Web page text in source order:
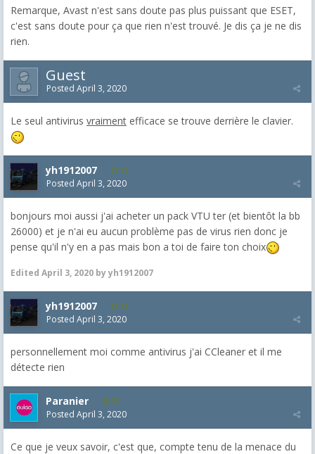
Remarque, Avast n'est sans doute pas plus puissant que ESET,
c'est sans doute pour ça que rien n'est trouvé. Je dis ça je ne dis
rien.
Guest
Posted April 3, 2020
Le seul antivirus vraiment efficace se trouve derrière le clavier.
yh1912007 11
Posted April 3, 2020
bonjours moi aussi j'ai acheter un pack VTU ter (et bientôt la bb
26000) et je n'ai eu aucun problème pas de virus rien donc je
pense qu'il n'y en a pas mais bon a toi de faire ton choix
Edited April 3, 2020 by yh1912007
yh1912007 11
Posted April 3, 2020
personnellement moi comme antivirus j'ai CCleaner et il me
détecte rien
Paranier 55
Posted April 3, 2020
Ce que je veux savoir, c'est que, compte tenu de la menace du